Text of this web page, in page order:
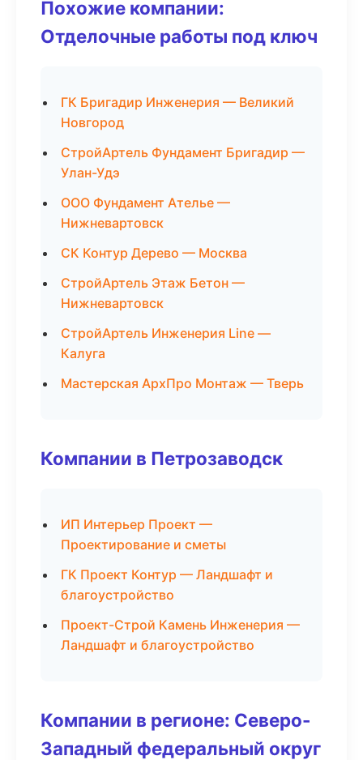
Похожие компании:
Отделочные работы под ключ
ГК Бригадир Инженерия — Великий
Новгород
СтройАртель Фундамент Бригадир —
Улан-Удэ
ООО Фундамент Ателье —
Нижневартовск
СК Контур Дерево — Москва
СтройАртель Этаж Бетон —
Нижневартовск
СтройАртель Инженерия Line —
Калуга
Мастерская АрхПро Монтаж — Тверь
Компании в Петрозаводск
ИП Интерьер Проект —
Проектирование и сметы
ГК Проект Контур — Ландшафт и
благоустройство
Проект-Строй Камень Инженерия —
Ландшафт и благоустройство
Компании в регионе: Северо-
Западный федеральный округ